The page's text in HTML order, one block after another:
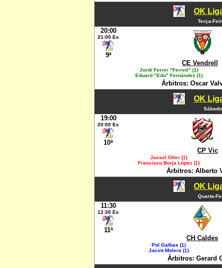
OK
Terça-
20:00
21:00 Es
9ª
CE Vendrell
Jordi Ferrer "Ferreti" (1)
Eduard "Edu" Fernández (1)
Árbitros: Oscar
OK
19:00
20:00 Es
10ª
CP Vic
Jassel Oller (1)
Francisco Borja López (1)
Árbitros: Alberto
OK
Quarta-
11:30
12:30 Es
11ª
CH Caldes
Pol Galbas (1)
Jacint Molera (1)
Árbitros: Gerard